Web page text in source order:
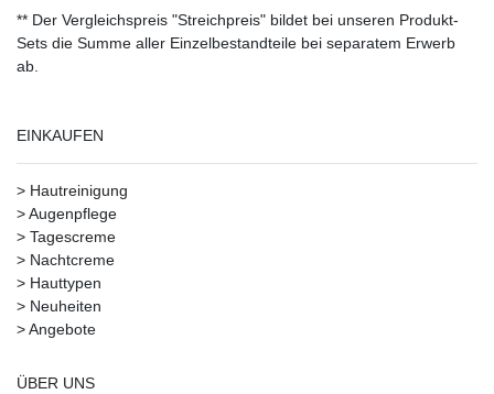
** Der Vergleichspreis "Streichpreis" bildet bei unseren Produkt-
Sets die Summe aller Einzelbestandteile bei separatem Erwerb
ab.
EINKAUFEN
> Hautreinigung
>Augenpflege
> Tagescreme
> Nachtcreme
> Hauttypen
> Neuheiten
>Angebote
ÜBER UNS